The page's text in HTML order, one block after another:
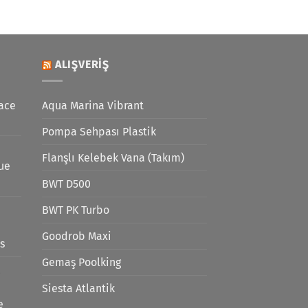
ALIŞVERIŞ
Aqua Marina Vibrant
Pompa Sehpası Plastik
Flanşlı Kelebek Vana (Takım)
BWT D500
BWT PK Turbo
Goodrob Maxi
Gemaş Poolking
Siesta Atlantik